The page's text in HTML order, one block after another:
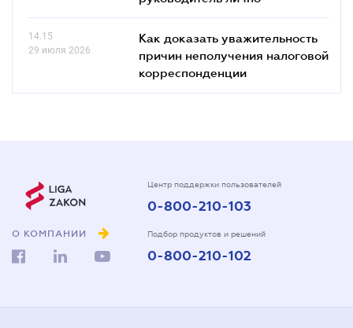
14.15
29 июля 2026
Как доказать уважительность
причин неполучения налоговой
корреспонденции
О КОМПАНИИ
Центр поддержки пользователей
0-800-210-103
Подбор продуктов и решений
0-800-210-102